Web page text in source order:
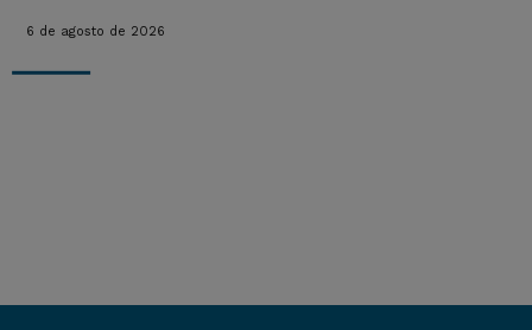
6 de agosto de 2026